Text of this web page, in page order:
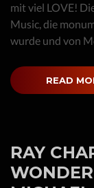
mit viel LOVE!
Music, die
wurde und von
READ
RAY